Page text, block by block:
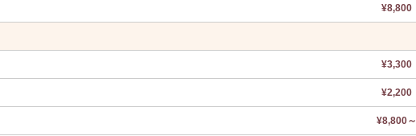
¥8,800
¥3,300
¥2,200
¥8,800～